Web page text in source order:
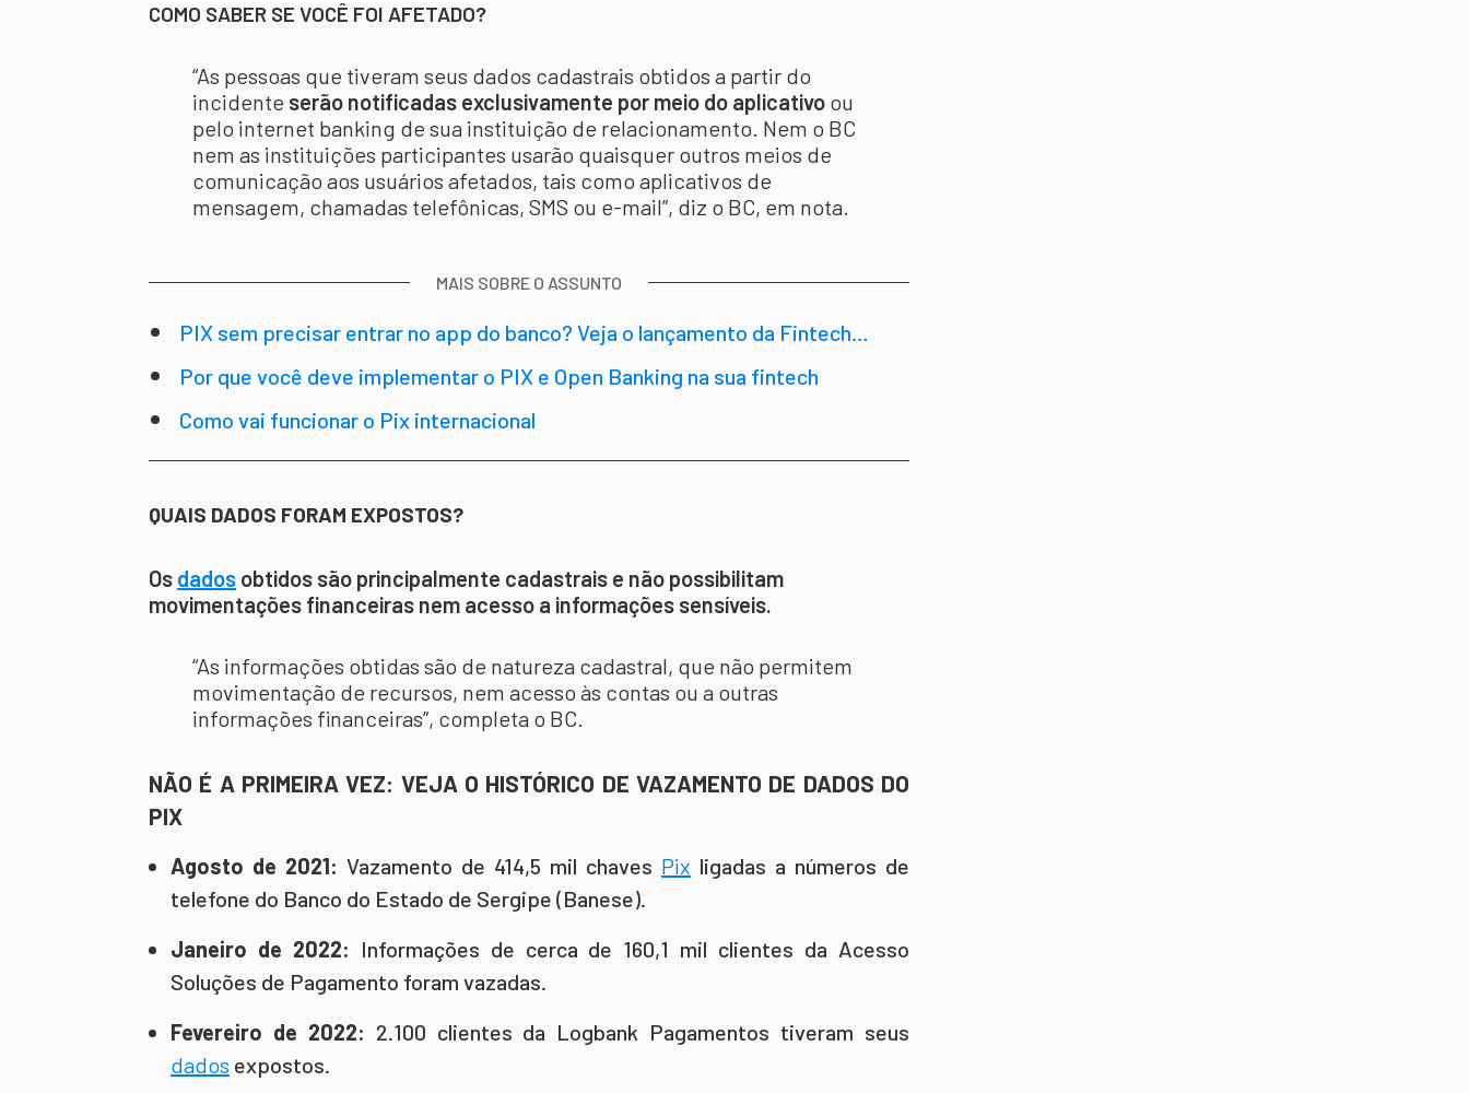
COMO SABER SE VOCÊ FOI AFETADO?
“As pessoas que tiveram seus dados cadastrais obtidos a partir do
incidente serão notificadas exclusivamente por meio do aplicativo ou
pelo internet banking de sua instituição de relacionamento. Nem o BC
nem as instituições participantes usarão quaisquer outros meios de
comunicação aos usuários afetados, tais como aplicativos de
mensagem, chamadas telefônicas, SMS ou e-mail”, diz o BC, em nota.
MAIS SOBRE O ASSUNTO
PIX sem precisar entrar no app do banco? Veja o lançamento da Fintech
Por que você deve implementar o PIX e Open Banking na sua fintech
Como vai funcionar o Pix internacional
QUAIS DADOS FORAM EXPOSTOS?
Os dados obtidos são principalmente cadastrais e não possibilitam
movimentações financeiras nem acesso a informações sensíveis.
“As informações obtidas são de natureza cadastral, que não permitem
movimentação de recursos, nem acesso às contas ou a outras
informações financeiras”, completa o BC.
NÃO É A PRIMEIRA VEZ: VEJA O HISTÓRICO DE VAZAMENTO DE DADOS DO
PIX
Agosto de 2021: Vazamento de 414,5 mil chaves Pix ligadas a números de
telefone do Banco do Estado de Sergipe (Banese).
Janeiro de 2022: Informações de cerca de 160,1 mil clientes da Acesso
Soluções de Pagamento foram vazadas.
Fevereiro de 2022: 2.100 clientes da Logbank Pagamentos tiveram seus
dados expostos.